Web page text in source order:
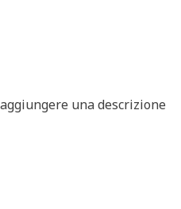
una descrizione